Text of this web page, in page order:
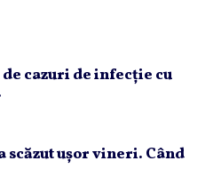
cazuri de infecţie cu
uşor vineri. Când